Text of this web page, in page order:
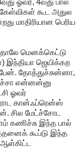
கூட அதுல
மாதிரியான பெரிய
மெனக்கெட்டு
இந்தியா ஜெயிக்கற
தோத்துச்சுன்னா,
என்னன்னு
ஓவர்
கான்ஃப்ரென்ஸ்
சில மேட்ச்சோட
கணிச்சு இந்த பால்
கூப்டு இந்த